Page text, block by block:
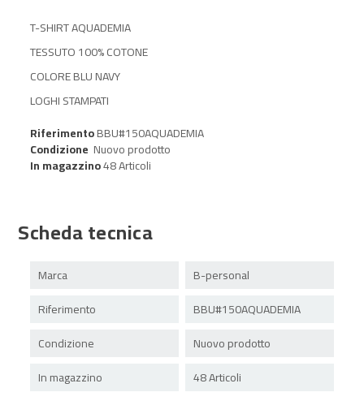
T-SHIRT AQUADEMIA
TESSUTO 100% COTONE
COLORE BLU NAVY
LOGHI STAMPATI
RiferimentoBBU#150AQUADEMIA
Condizione Nuovo prodotto
In magazzino48 Articoli
Scheda tecnica
Marca
B-personal
Riferimento
BBU#150AQUADEMIA
Condizione
Nuovo prodotto
In magazzino
48 Articoli